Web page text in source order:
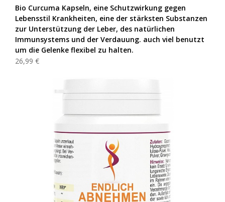
Bio Curcuma Kapseln, eine Schutzwirkung gegen
Lebensstil Krankheiten, eine der stärksten Substanzen
zur Unterstützung der Leber, des natürlichen
Immunsystems und der Verdauung. auch viel benutzt
um die Gelenke flexibel zu halten.
26,99 €